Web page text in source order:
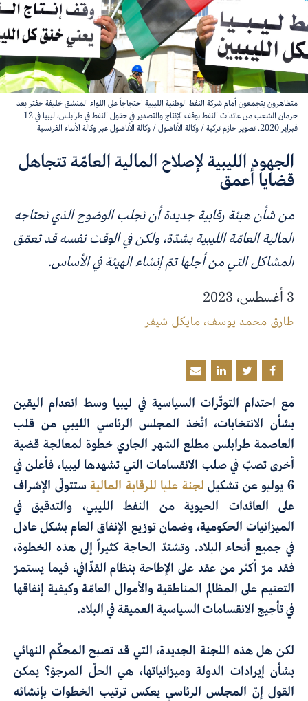
متظاهرون يتجمعون أمام شركة النفط الوطنية الليبية احتجاجاً على اللواء المنشق خليفة حفتر بعد
حرمان الشعب من عائدات النفط بوقف الإنتاج والتصدير في حقول النفط في طرابلس، ليبيا في 12
فبراير 2020. تصوير حازم تركية / وكالة الأناضول / وكالة الأناضول عبر وكالة الأنباء الفرنسية
الجهود الليبية لإصلاح المالية العامّة تتجاهل
قضايا أعمق
من شأن هيئة رقابية جديدة أن تجلب الوضوح الذي تحتاجه
المالية العامّة الليبية بشدّة، ولكن في الوقت نفسه قد تعمّق
المشاكل التي من أجلها تمّ إنشاء الهيئة في الأساس.
3 أغسطس، 2023
طارق محمد يوسف، مايكل شيفر
مع احتدام التوتّرات السياسية في ليبيا وسط انعدام اليقين
بشأن الانتخابات، اتّخذ المجلس الرئاسي الليبي من قلب
العاصمة طرابلس مطلع الشهر الجاري خطوة لمعالجة قضية
أخرى تصبّ في صلب الانقسامات التي تشهدها ليبيا، فأعلن في
6 يوليو عن تشكيل
لجنة عليا للرقابة الماليةستتولّى الإشراف
على العائدات الحيوية من النفط الليبي، والتدقيق في
الميزانيات الحكومية، وضمان توزيع الإنفاق العام بشكل عادل
في جميع أنحاء البلاد. وتشتدّ الحاجة كثيراً إلى هذه الخطوة،
فقد مرّ أكثر من عقد على الإطاحة بنظام القذّافي، فيما يستمرّ
التعتيم على المظالم المناطقية والأموال العامّة وكيفية إنفاقها
في تأجيج الانقسامات السياسية العميقة في البلاد.
لكن هل هذه اللجنة الجديدة، التي قد تصبح المحكّم النهائي
بشأن إيرادات الدولة وميزانياتها، هي الحلّ المرجوّ؟ يمكن
القول إنّ المجلس الرئاسي يعكس ترتيب الخطوات بإنشائه